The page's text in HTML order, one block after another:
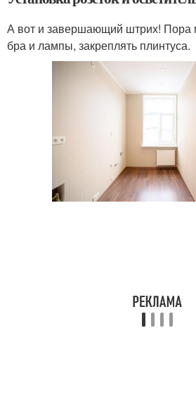
А вот и завершающий штрих! Пора
бра и лампы, закреплять плинтуса.